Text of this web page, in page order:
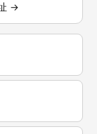
→